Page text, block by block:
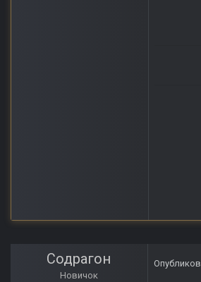
Содрагон
Новичок